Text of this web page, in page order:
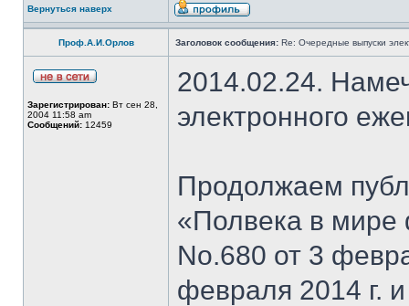
Вернуться наверх
Проф.А.И.Орлов Заголовок сообщения: Re: Очередные выпуски
Зарегистрирован: Вт сен 28,
2004 11:58 am
Сообщений: 12459
2014.02.24.
электронного
Продолжаем
«Полвека в мире
No.680 от 3
февраля 2014 г.